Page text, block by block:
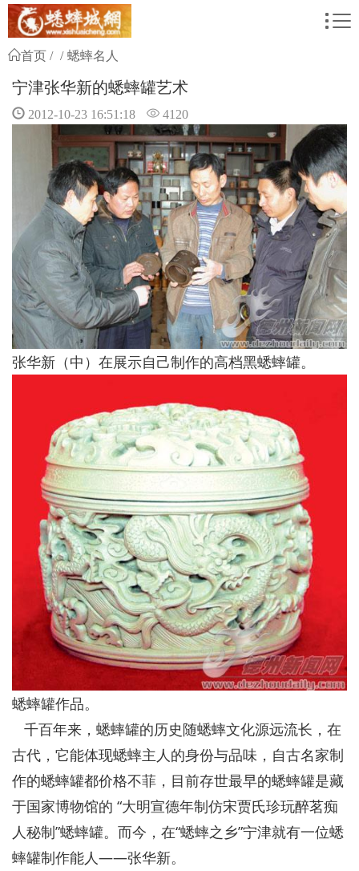
首页 蟋蟀名人
宁津张华新的蟋蟀罐艺术
2012-10-23 16:51:18 4120
张华新（中）在展示自己制作的高档黑蟋蟀罐。
蟋蟀罐作品。
千百年来，蟋蟀罐的历史随蟋蟀文化源远流长，在
古代，它能体现蟋蟀主人的身份与品味，自古名家制
作的蟋蟀罐都价格不菲，目前存世最早的蟋蟀罐是藏
于国家博物馆的 “大明宣德年制仿宋贾氏珍玩醉茗痴
人秘制”蟋蟀罐。而今，在“蟋蟀之乡”宁津就有一位蟋
蟀罐制作能人——张华新。